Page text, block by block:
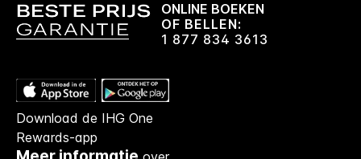
ONLINE BOEKEN
OF BELLEN:
1 877 834 3613
Download de IHG One
Rewards-app